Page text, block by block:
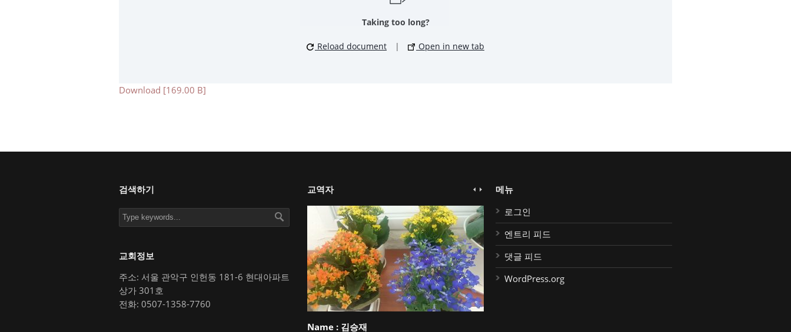
Taking too long?
Reload document | Open in new tab
Download [169.00 B]
검색하기
교회정보
주소: 서울 관악구 인헌동 181-6 현대아파트
상가 301호
전화: 0507-1358-7760
교역자
Name :김승재
메뉴
로그인
엔트리 피드
댓글 피드
WordPress.org